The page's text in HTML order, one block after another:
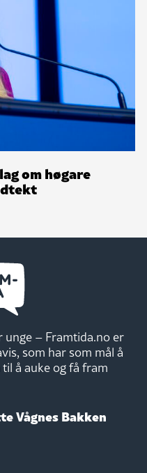
om høgare
– Framtida.no er
som har som mål å
å auke og få fram
Vågnes Bakken